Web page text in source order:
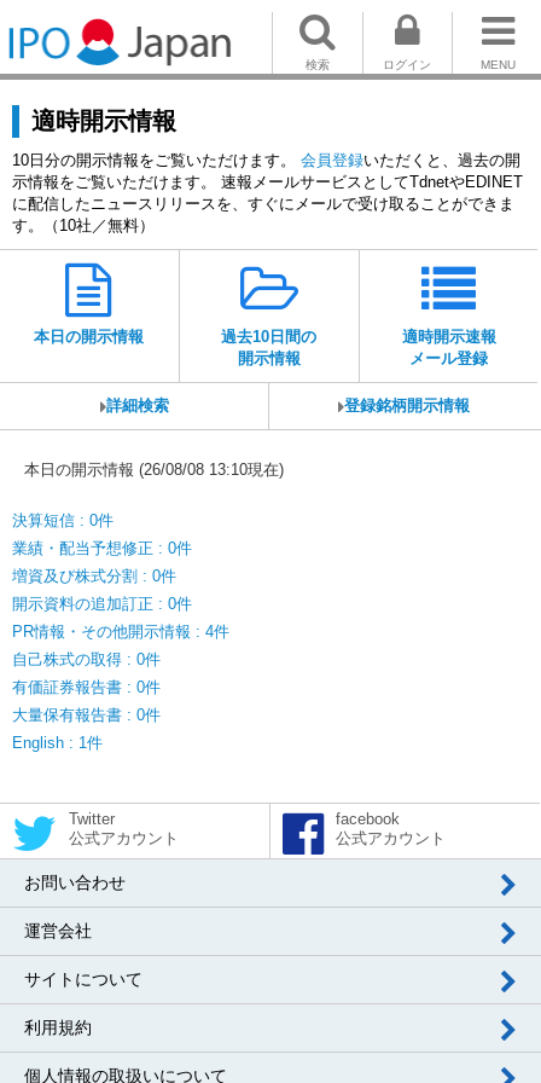
MENU
ログイン
検索
適時開示情報
10日分の開示情報をご覧いただけます。 会員登録いただくと、過去の開
示情報をご覧いただけます。 速報メールサービスとしてTdnetやEDINET
に配信したニュースリリースを、すぐにメールで受け取ることができま
す。（10社／無料）
本日の開示情報
過去10日間の
開示情報
適時開示速報
メール登録
詳細検索 登録銘柄開示情報
本日の開示情報 (26/08/08 13:10現在)
決算短信 : 0件
業績・配当予想修正 : 0件
増資及び株式分割 : 0件
開示資料の追加訂正 : 0件
PR情報・その他開示情報 : 4件
自己株式の取得 : 0件
有価証券報告書 : 0件
大量保有報告書 : 0件
English : 1件
Twitter
公式アカウント
facebook
公式アカウント
お問い合わせ
運営会社
サイトについて
利用規約
個人情報の取扱いについて